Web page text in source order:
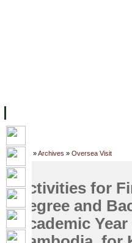
Home »Archives » Oversea Visit
Activities for
Degree and
Academic